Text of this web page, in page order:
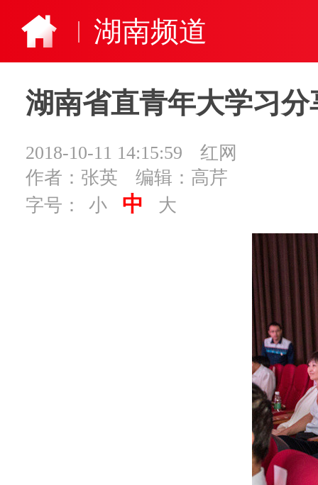
湖南频道
湖南省直青年大学习
2018-10-11 14:15:59
红网
作者：张英
编辑：高芹
字号：
小 中 大